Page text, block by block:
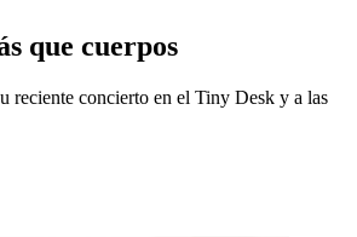
que cuerpos
reciente concierto en el Tiny Desk y a las